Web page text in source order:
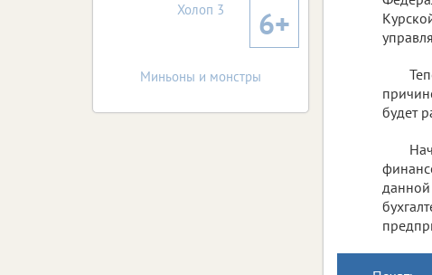
будет
данной
Холоп 3 6+
Миньоны и монстры